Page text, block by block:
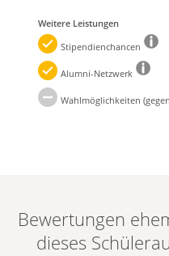
Weitere Leistungen
Stipendienchancen
Alumni-Netzwerk
Wahlmöglichkeiten
Bewertungen
dieses